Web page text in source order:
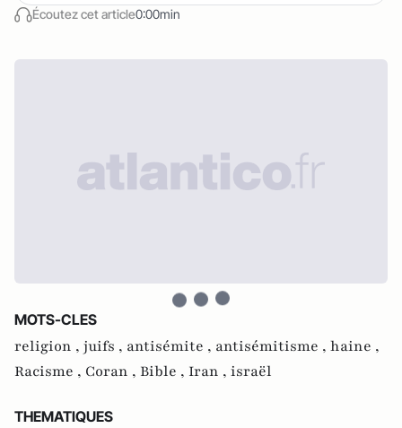
Écoutez cet article0:00min
MOTS-CLES
religion , juifs , antisémite , antisémitisme , haine ,
Racisme , Coran , Bible , Iran , israël
THEMATIQUES